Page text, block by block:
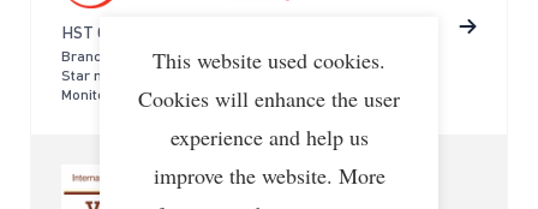
HST Groep B.V.
Branche:
Star niveau:
(2024)
Monitoring:
< 2 jaar
(2024)
This website used cookies.
Cookies will enhance the user
experience and help us
improve the website. More